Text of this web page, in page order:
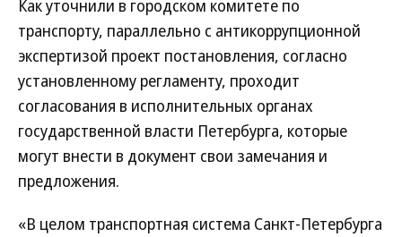
Как уточнили в городском комитете по
транспорту, параллельно с антикоррупционной
экспертизой проект постановления, согласно
установленному регламенту, проходит
согласования в исполнительных органах
государственной власти Петербурга, которые
могут внести в документ свои замечания и
предложения.
«В целом транспортная система Санкт-Петербурга